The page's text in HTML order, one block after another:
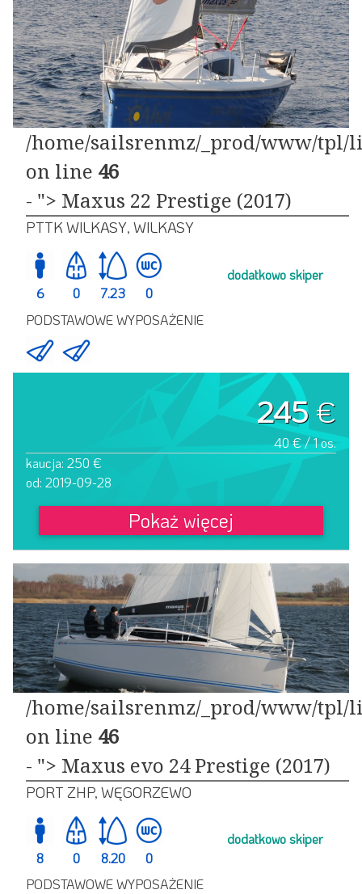
/home/sailsrenmz/_prod/www/tpl/
on line 46
- "> Maxus 22 Prestige (2017)
PTTK WILKASY, WILKASY
6 0 7.23 0
dodatkowo skiper
PODSTAWOWE WYPOSAŻENIE
245€
40 € / 1 os.
kaucja: 250 €
od: 2019-09-28
Pokaż więcej
/home/sailsrenmz/_prod/www/tpl/
on line 46
- "> Maxus evo 24 Prestige (2017)
PORT ZHP, WĘGORZEWO
8 0 8.20 0
dodatkowo skiper
PODSTAWOWE WYPOSAŻENIE